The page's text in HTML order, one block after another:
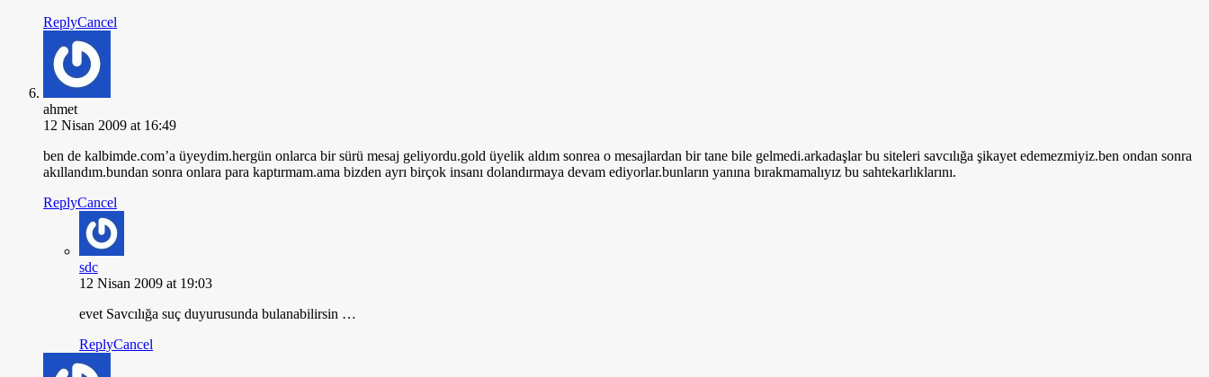
ReplyCancel
ahmet
12 Nisan 2009 at 16:49
ben de kalbimde.com’a üyeydim.hergün onlarca bir sürü mesaj geliyordu.gold üyelik aldım sonrea o mesajlardan bir tane bile gelmedi.arkadaşlar bu siteleri savcılığa şikayet edemezmiyiz.ben ondan sonra
akıllandım.bundan sonra onlara para kaptırmam.ama bizden ayrı birçok insanı dolandırmaya devam ediyorlar.bunların yanına bırakmamalıyız bu sahtekarlıklarını.
ReplyCancel
sdc
12 Nisan 2009 at 19:03
evet Savcılığa suç duyurusunda bulanabilirsin …
ReplyCancel